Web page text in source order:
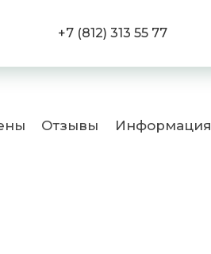
+7 (812) 313 55 77
Отзывы Информация